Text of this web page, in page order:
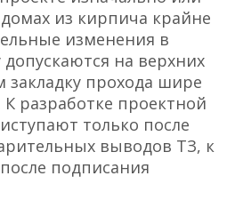
из кирпича крайне
изменения в
на верхних
закладку прохода шире
разработке проектной
только после
выводов ТЗ, к
подписания